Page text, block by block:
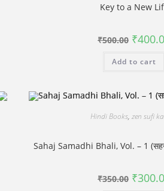
Key to a New
₹500.00 Original
price
₹500.00.
₹
Add to cart
Hindi Books, zen sufi
Sahaj Samadhi Bhali, Vol. – 1 (सहज
₹350.00 Original
price
₹